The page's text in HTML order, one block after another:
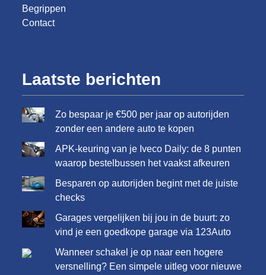
Begrippen
Contact
Laatste berichten
Zo bespaar je €500 per jaar op autorijden
zonder een andere auto te kopen
APK-keuring van je Iveco Daily: de 8 punten
waarop bestelbussen het vaakst afkeuren
Besparen op autorijden begint met de juiste
checks
Garages vergelijken bij jou in de buurt: zo
vind je een goedkope garage via 123Auto
Wanneer schakel je op naar een hogere
versnelling? Een simpele uitleg voor nieuwe